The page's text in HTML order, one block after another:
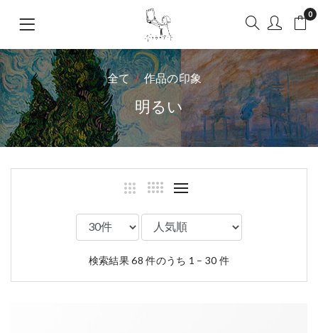
0
全て 作品の印象
明るい
検索結果 68 件のうち 1 – 30 件